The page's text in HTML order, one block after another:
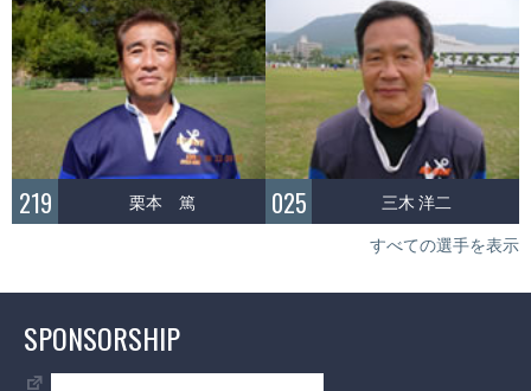
219 栗本 篤 025 三木 洋二
すべての選手を表示
SPONSORSHIP